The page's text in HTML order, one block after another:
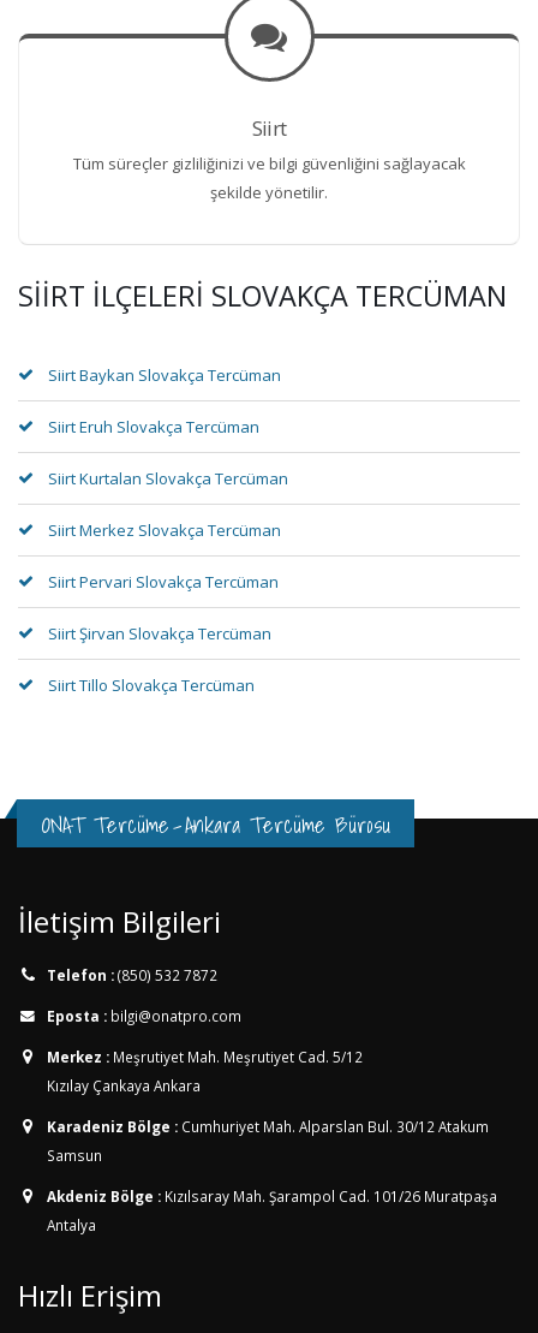
Siirt
Tüm süreçler gizliliğinizi ve bilgi güvenliğini sağlayacak
şekilde yönetilir.
SIIRT İLÇELERI SLOVAKÇA TERCÜMAN
Siirt Baykan Slovakça Tercüman
Siirt Eruh Slovakça Tercüman
Siirt Kurtalan Slovakça Tercüman
Siirt Merkez Slovakça Tercüman
Siirt Pervari Slovakça Tercüman
Siirt Şirvan Slovakça Tercüman
Siirt Tillo Slovakça Tercüman
ONAT Tercüme-Ankara Tercüme Bürosu
İletişim Bilgileri
Telefon :(850) 532 7872
Eposta : bilgi@onatpro.com
Merkez : Meşrutiyet Mah. Meşrutiyet Cad. 5/12
Kızılay Çankaya Ankara
Karadeniz Bölge : Cumhuriyet Mah. Alparslan Bul. 30/12 Atakum
Samsun
Akdeniz Bölge : Kızılsaray Mah. Şarampol Cad. 101/26 Muratpaşa
Antalya
Hızlı Erişim